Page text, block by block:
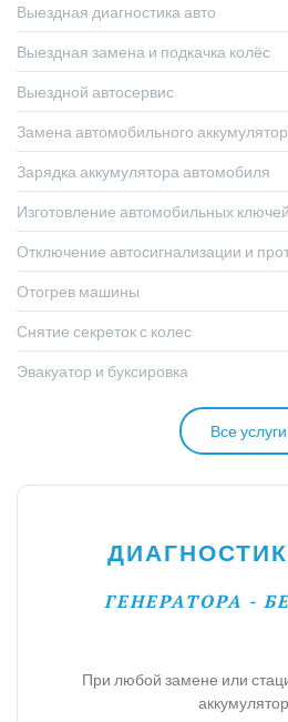
Выездная диагностика авто
Выездная замена и подкачка колёс
Выездной автосервис
Замена автомобильного
Зарядка аккумулятора автомобиля
Изготовление автомобильных ключей
Отключение автосигнализации и
Отогрев машины
Снятие секреток с колес
Эвакуатор и буксировка
Все услуги
ГЕНЕРАТОРА -
При любой замене или